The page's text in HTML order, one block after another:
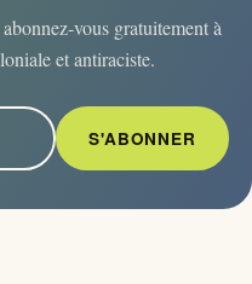
vous gratuitement à
et antiraciste.
S'ABONNER